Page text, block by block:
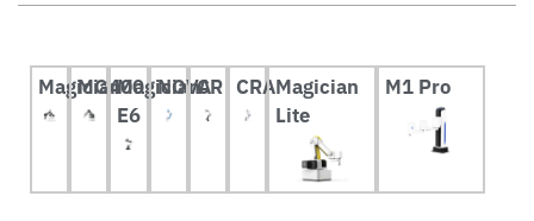
Magician
MG400Magician
E6
NOVACR CRAMagician
Lite
M1 Pro